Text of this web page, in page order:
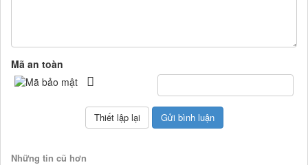
Mã an toàn
Những tin cũ hơn